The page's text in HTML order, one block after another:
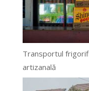
Transportul
artizanală